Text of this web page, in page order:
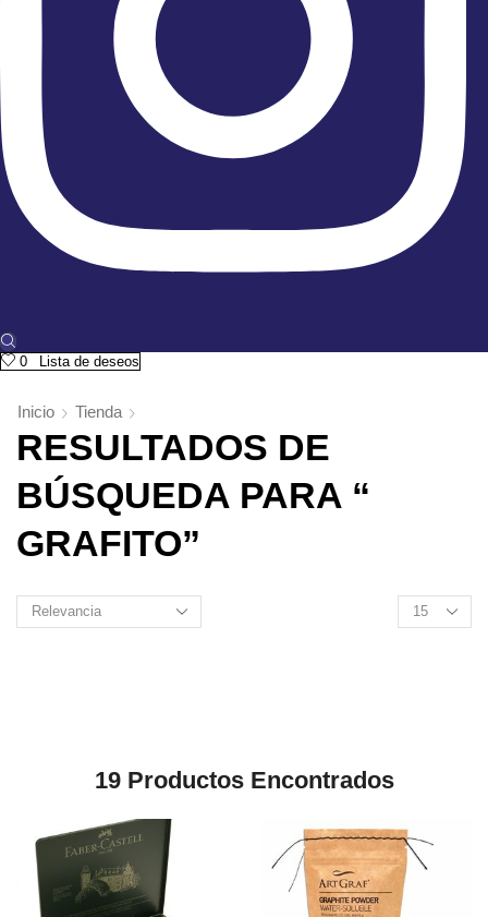
0 Lista de deseos
Inicio Tienda
RESULTADOS DE
BÚSQUEDA PARA “
GRAFITO”
Products
per
19 Productos Encontrados